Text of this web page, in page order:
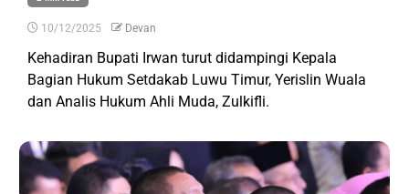
10/12/2025 Devan
Kehadiran Bupati Irwan turut didampingi Kepala
Bagian Hukum Setdakab Luwu Timur, Yerislin Wuala
dan Analis Hukum Ahli Muda, Zulkifli.